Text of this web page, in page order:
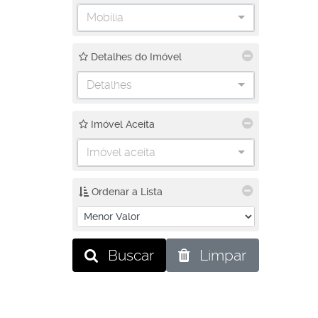
Mobília
Detalhes do Imóvel
Detalhes
Imóvel Aceita
Imóvel aceita
Ordenar a Lista
Buscar Limpar